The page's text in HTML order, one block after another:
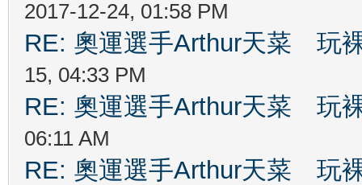
2017-12-24, 01:58 PM
RE: 奧運選手Arthur天菜 玩
15, 04:33 PM
RE: 奧運選手Arthur天菜 玩
06:11 AM
RE: 奧運選手Arthur天菜 玩